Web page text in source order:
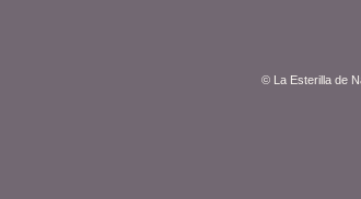
© La Esterilla de